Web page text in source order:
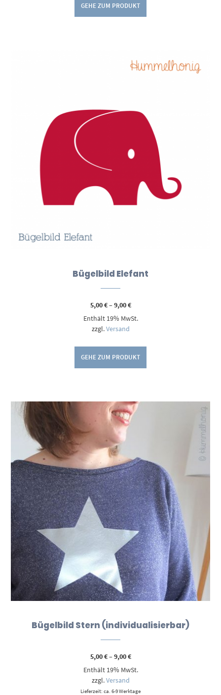
GEHE ZUM PRODUKT
Bügelbild Elefant
5,00€–9,00€Preisspanne:
bis
Enthält 19% MwSt.
zzgl.Versand
GEHE ZUM PRODUKT
Bügelbild Stern (individualisierbar)
5,00€–9,00€Preisspanne:
bis
Enthält 19% MwSt.
zzgl.Versand
Lieferzeit: ca. 6-9 Werktage